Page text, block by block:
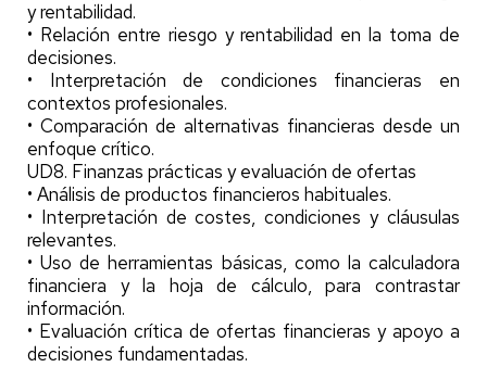
y rentabilidad.
• Relación entre riesgo y rentabilidad en la toma de
decisiones.
• Interpretación de condiciones financieras en
contextos profesionales.
• Comparación de alternativas financieras desde un
enfoque crítico.
UD8. Finanzas prácticas y evaluación de ofertas
• Análisis de productos financieros habituales.
• Interpretación de costes, condiciones y cláusulas
relevantes.
• Uso de herramientas básicas, como la calculadora
financiera y la hoja de cálculo, para contrastar
información.
• Evaluación crítica de ofertas financieras y apoyo a
decisiones fundamentadas.